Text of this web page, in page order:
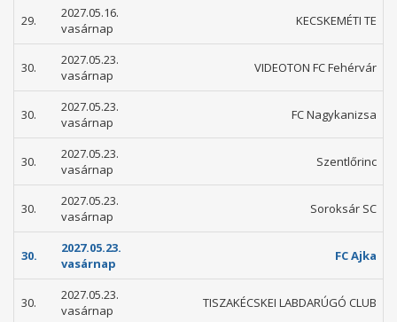
29.
2027.05.16.
vasárnap
KECSKEMÉTI TE
30.
2027.05.23.
vasárnap
VIDEOTON FC Fehérvár
30.
2027.05.23.
vasárnap
FC Nagykanizsa
30.
2027.05.23.
vasárnap
Szentlőrinc
30.
2027.05.23.
vasárnap
Soroksár SC
30.
2027.05.23.
vasárnap
FC Ajka
30.
2027.05.23.
vasárnap
TISZAKÉCSKEI LABDARÚGÓ CLUB